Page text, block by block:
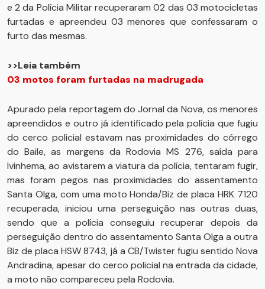
e 2 da Polícia Militar recuperaram 02 das 03 motocicletas
furtadas e apreendeu 03 menores que confessaram o
furto das mesmas.
>>Leia também
03 motos foram furtadas na madrugada
Apurado pela reportagem do Jornal da Nova, os menores
apreendidos e outro já identificado pela polícia que fugiu
do cerco policial estavam nas proximidades do córrego
do Baile, as margens da Rodovia MS 276, saída para
Ivinhema, ao avistarem a viatura da polícia, tentaram fugir,
mas foram pegos nas proximidades do assentamento
Santa Olga, com uma moto Honda/Biz de placa HRK 7120
recuperada, iniciou uma perseguição nas outras duas,
sendo que a polícia conseguiu recuperar depois da
perseguição dentro do assentamento Santa Olga a outra
Biz de placa HSW 8743, já a CB/Twister fugiu sentido Nova
Andradina, apesar do cerco policial na entrada da cidade,
a moto não compareceu pela Rodovia.